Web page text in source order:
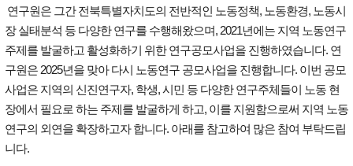
연구원은 그간 전북특별자치도의 전반적인 노동정책, 노동환경, 노동시
장 실태분석 등 다양한 연구를 수행해왔으며, 2021년에는 지역 노동연구
주제를 발굴하고 활성화하기 위한 연구공모사업을 진행하였습니다. 연
구원은 2025년을 맞아 다시 노동연구 공모사업을 진행합니다. 이번 공모
사업은 지역의 신진연구자, 학생, 시민 등 다양한 연구주체들이 노동 현
장에서 필요로 하는 주제를 발굴하게 하고, 이를 지원함으로써 지역 노동
연구의 외연을 확장하고자 합니다. 아래를 참고하여 많은 참여 부탁드립
니다.